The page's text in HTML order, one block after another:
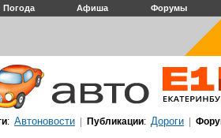
Погода Афиша Форумы
: Автоновости Публикации: Дороги